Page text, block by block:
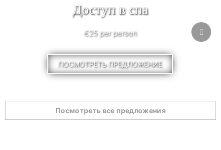
Доступ в спа
€25 per person
ПОСМОТРЕТЬ ПРЕДЛОЖЕНИЕ
Посмотреть все предложения